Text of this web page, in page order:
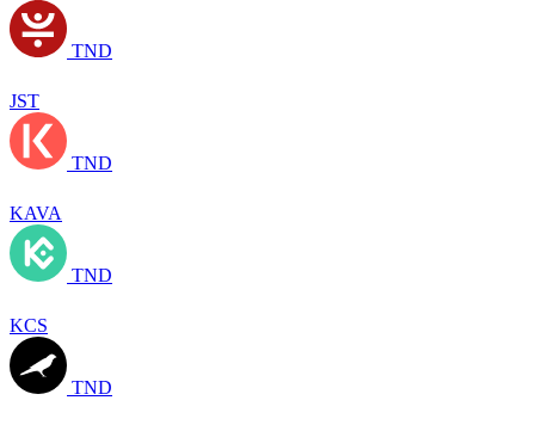
TND
JST
TND
KAVA
TND
KCS
TND